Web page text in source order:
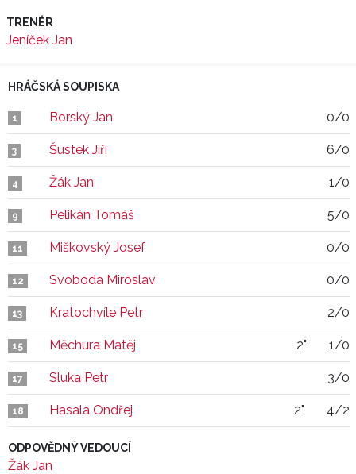
TRENÉR
Jeníček Jan
HRÁČSKÁ SOUPISKA
1 Borský Jan 0/0
3 Šustek Jiří 6/0
4 Žák Jan 1/0
9 Pelikán Tomáš 5/0
11 Miškovský Josef 0/0
12 Svoboda Miroslav 0/0
13 Kratochvíle Petr 2/0
15 Měchura Matěj 2" 1/0
17 Sluka Petr 3/0
18 Hasala Ondřej 2" 4/2
ODPOVĚDNÝ VEDOUCÍ
Žák Jan